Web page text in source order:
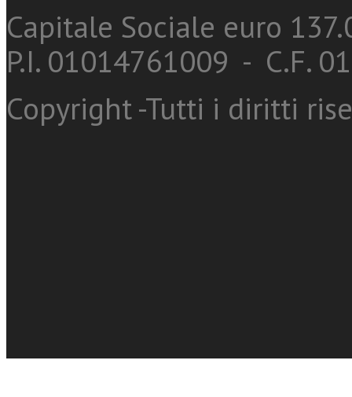
Capitale Sociale euro
P.I. 01014761009 - C.F.
Copyright -Tutti i diritti